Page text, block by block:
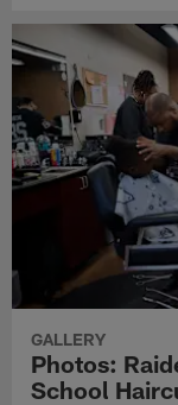
GALLERY
Photos:
School